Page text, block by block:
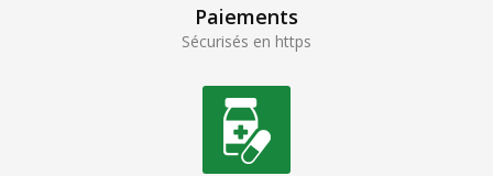
Paiements
Sécurisés en https